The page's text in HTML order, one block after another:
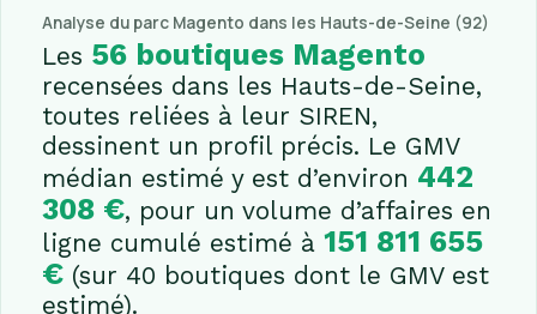
Analyse du parc Magento dans les Hauts-de-Seine (92)
Les 56 boutiques Magento
recensées dans les Hauts-de-Seine,
toutes reliées à leur SIREN,
dessinent un profil précis. Le GMV
médian estimé y est d’environ 442
308 €, pour un volume d’affaires en
ligne cumulé estimé à151 811 655
€ (sur 40 boutiques dont le GMV est
estimé).